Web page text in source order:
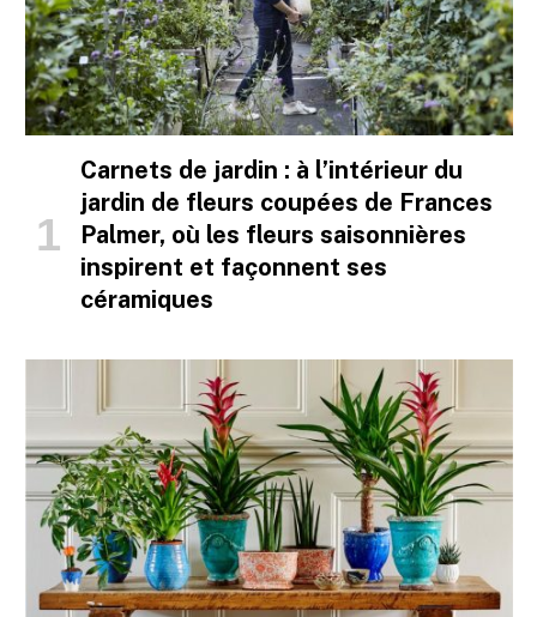
Carnets de jardin : à l’intérieur du
jardin de fleurs coupées de Frances
Palmer, où les fleurs saisonnières
inspirent et façonnent ses
céramiques